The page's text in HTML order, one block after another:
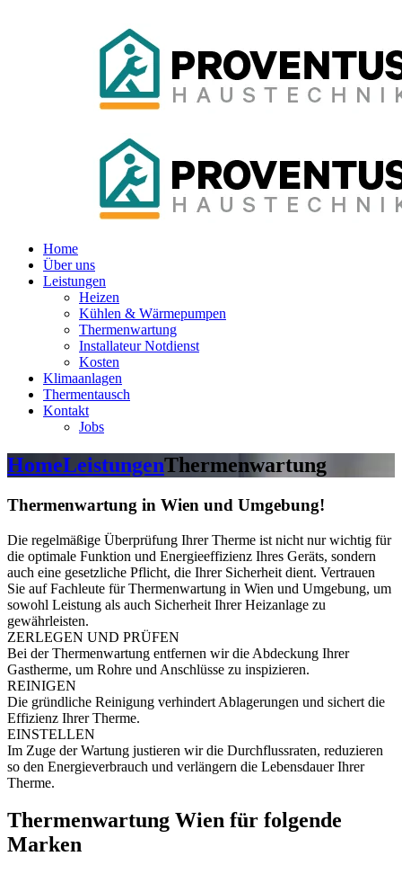
Home
Über uns
Leistungen
Heizen
Kühlen & Wärmepumpen
Thermenwartung
Installateur Notdienst
Kosten
Klimaanlagen
Thermentausch
Kontakt
Jobs
HomeLeistungenThermenwartung
Thermenwartung in Wien und Umgebung!
Die regelmäßige Überprüfung Ihrer Therme ist nicht nur wichtig für
die optimale Funktion und Energieeffizienz Ihres Geräts, sondern
auch eine gesetzliche Pflicht, die Ihrer Sicherheit dient. Vertrauen
Sie auf Fachleute für Thermenwartung in Wien und Umgebung, um
sowohl Leistung als auch Sicherheit Ihrer Heizanlage zu
gewährleisten.
ZERLEGEN UND PRÜFEN
Bei der Thermenwartung entfernen wir die Abdeckung Ihrer
Gastherme, um Rohre und Anschlüsse zu inspizieren.
REINIGEN
Die gründliche Reinigung verhindert Ablagerungen und sichert die
Effizienz Ihrer Therme.
EINSTELLEN
Im Zuge der Wartung justieren wir die Durchflussraten, reduzieren
so den Energieverbrauch und verlängern die Lebensdauer Ihrer
Therme.
Thermenwartung Wien für folgende
Marken